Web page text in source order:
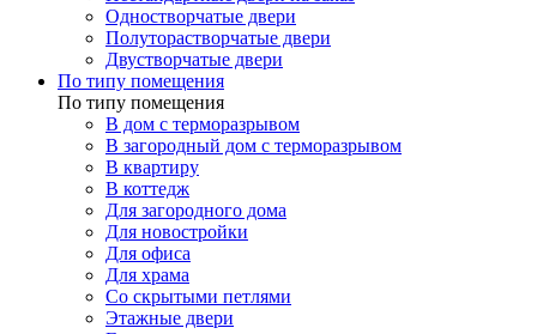
Одностворчатые двери
Полуторастворчатые двери
Двустворчатые двери
По типу помещения
По типу помещения
В дом с терморазрывом
В загородный дом с терморазрывом
В квартиру
В коттедж
Для загородного дома
Для новостройки
Для офиса
Для храма
Со скрытыми петлями
Этажные двери